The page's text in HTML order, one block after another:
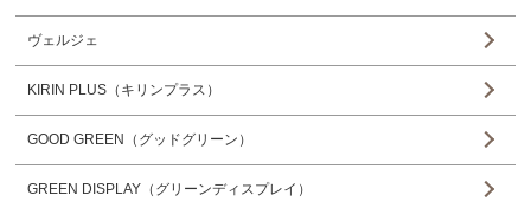
ヴェルジェ
KIRIN PLUS（キリンプラス）
GOOD GREEN（グッドグリーン）
GREEN DISPLAY（グリーンディスプレイ）